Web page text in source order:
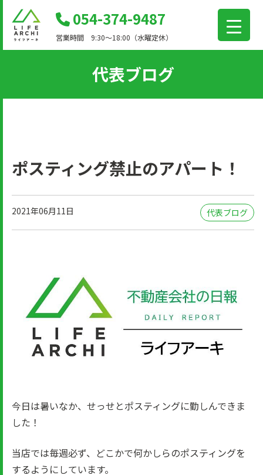
054-374-9487
営業時間 9:30～18:00（水曜定休）
代表ブログ
ポスティング禁止のアパート！
2021年06月11日 代表ブログ
今日は暑いなか、せっせとポスティングに勤しんできま
した！
当店では毎週必ず、どこかで何かしらのポスティングを
するようにしています。